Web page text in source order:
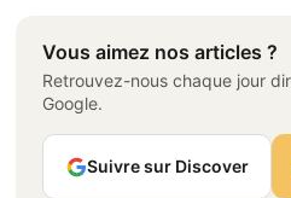
Vous aimez nos articles ?
Retrouvez-nous chaque jour
Google.
Suivre sur Discover